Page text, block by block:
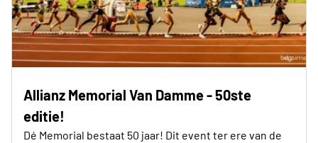
Allianz Memorial Van Damme - 50ste
editie!
Dé Memorial bestaat 50 jaar! Dit event ter ere van de